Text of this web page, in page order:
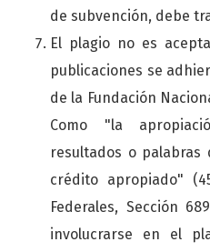
de subvención, debe
El plagio no es
publicaciones se
de la Fundación
Como "la
resultados o
crédito apropiado"
Federales, Sección
involucrarse en el